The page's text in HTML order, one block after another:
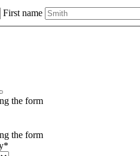
First name
the form
the form
*